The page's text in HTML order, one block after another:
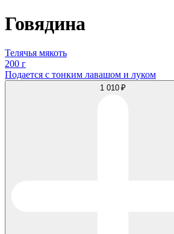
Говядина
Телячья мякоть
200 г
Подается с тонким лавашом и луком
1 010 ₽